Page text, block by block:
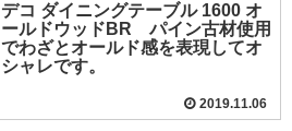
デコ ダイニングテーブル 1600 オ
ールドウッドBR パイン古材使用
でわざとオールド感を表現してオ
シャレです。
2019.11.06